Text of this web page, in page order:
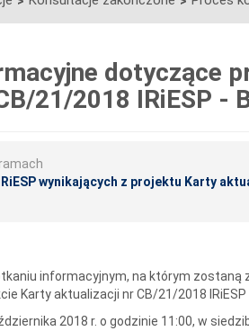
dotyczące
21/2018 IRiESP -
wynikających z projektu Karty
informacyjnym, na którym
Karty aktualizacji nr CB/21/2018
2018 r. o godzinie 11:00, w